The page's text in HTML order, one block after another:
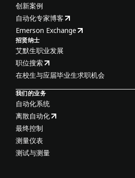
创新案例
自动化专家博客
Emerson Exchange
招贤纳士
艾默生职业发展
职位搜索
在校生与应届毕业生求职机会
我们的业务
自动化系统
离散自动化
最终控制
测量仪表
测试与测量